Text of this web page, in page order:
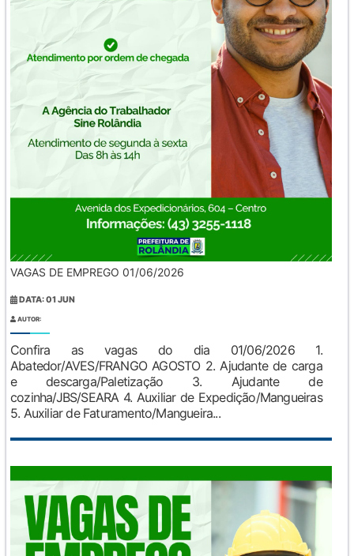
VAGAS DE EMPREGO 01/06/2026
DATA: 01 JUN
AUTOR:
Confira as vagas do dia 01/06/2026 1.
Abatedor/AVES/FRANGO AGOSTO 2. Ajudante de carga
e descarga/Paletização 3. Ajudante de
cozinha/JBS/SEARA 4. Auxiliar de Expedição/Mangueiras
5. Auxiliar de Faturamento/Mangueira...